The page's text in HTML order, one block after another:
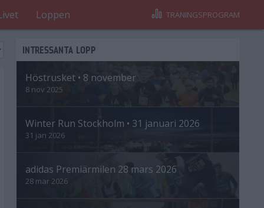
Loppen TRÄNINGSPROGRAM
INTRESSANTA LOPP
Höstrusket • 8 november
8 nov 2025
Winter Run Stockholm • 31 januari 2026
31 jan 2026
adidas Premiärmilen 28 mars 2026
28 mar 2026